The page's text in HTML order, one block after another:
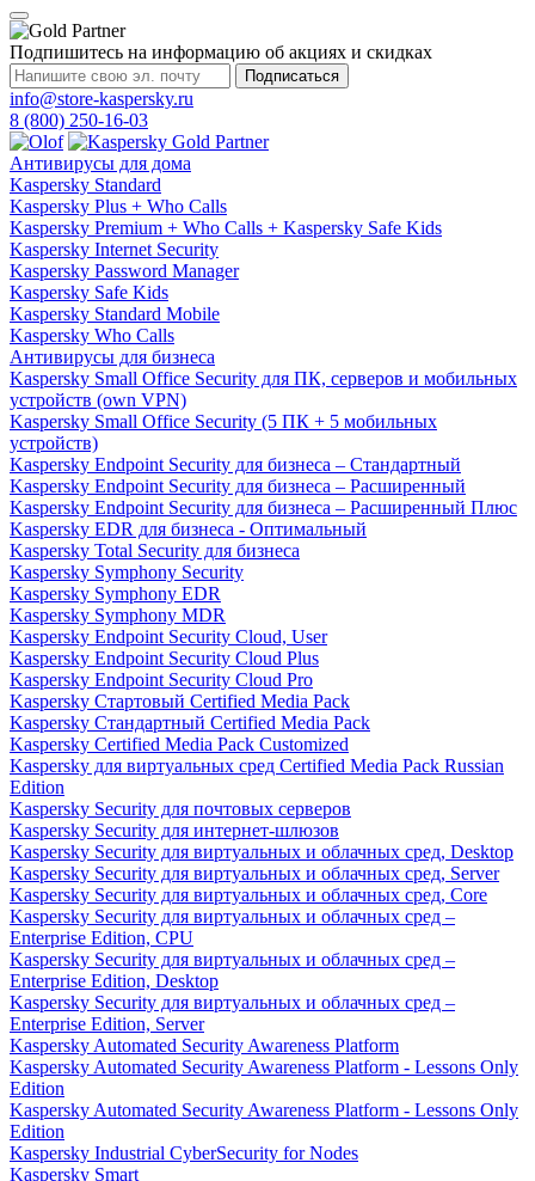
Подпишитесь на информацию об акциях и скидках
Подписаться
info@store-kaspersky.ru
8 (800) 250-16-03
Антивирусы для дома
Kaspersky Standard
Kaspersky Plus + Who Calls
Kaspersky Premium + Who Calls + Kaspersky Safe Kids
Kaspersky Internet Security
Kaspersky Password Manager
Kaspersky Safe Kids
Kaspersky Standard Mobile
Kaspersky Who Calls
Антивирусы для бизнеса
Kaspersky Small Office Security для ПК, серверов и мобильных
устройств (own VPN)
Kaspersky Small Office Security (5 ПК + 5 мобильных
устройств)
Kaspersky Endpoint Security для бизнеса – Стандартный
Kaspersky Endpoint Security для бизнеса – Расширенный
Kaspersky Endpoint Security для бизнеса – Расширенный Плюс
Kaspersky EDR для бизнеса - Оптимальный
Kaspersky Total Security для бизнеса
Kaspersky Symphony Security
Kaspersky Symphony EDR
Kaspersky Symphony MDR
Kaspersky Endpoint Security Cloud, User
Kaspersky Endpoint Security Cloud Plus
Kaspersky Endpoint Security Cloud Pro
Kaspersky Стартовый Certified Media Pack
Kaspersky Стандартный Certified Media Pack
Kaspersky Certified Media Pack Customized
Kaspersky для виртуальных сред Certified Media Pack Russian
Edition
Kaspersky Security для почтовых серверов
Kaspersky Security для интернет-шлюзов
Kaspersky Security для виртуальных и облачных сред, Desktop
Kaspersky Security для виртуальных и облачных сред, Server
Kaspersky Security для виртуальных и облачных сред, Core
Kaspersky Security для виртуальных и облачных сред –
Enterprise Edition, CPU
Kaspersky Security для виртуальных и облачных сред –
Enterprise Edition, Desktop
Kaspersky Security для виртуальных и облачных сред –
Enterprise Edition, Server
Kaspersky Automated Security Awareness Platform
Kaspersky Automated Security Awareness Platform - Lessons Only
Edition
Kaspersky Automated Security Awareness Platform - Lessons Only
Edition
Kaspersky Industrial CyberSecurity for Nodes
Kaspersky Smart